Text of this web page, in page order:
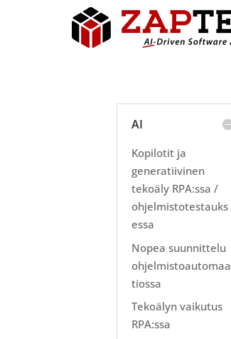
AI
Kopilotit ja
generatiivinen
tekoäly RPA:ssa /
ohjelmistotestauks
essa
Nopea suunnittelu
ohjelmistoautomaa
tiossa
Tekoälyn vaikutus
RPA:ssa